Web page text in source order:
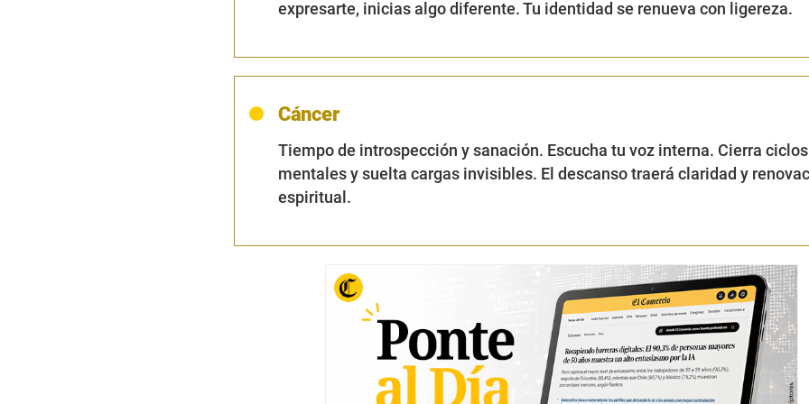
expresarte, inicias algo diferente. Tu identidad se renueva con ligereza.
Cáncer
Tiempo de introspección y sanación. Escucha tu voz interna. Cierra ciclos
mentales y suelta cargas invisibles. El descanso traerá claridad y
espiritual.